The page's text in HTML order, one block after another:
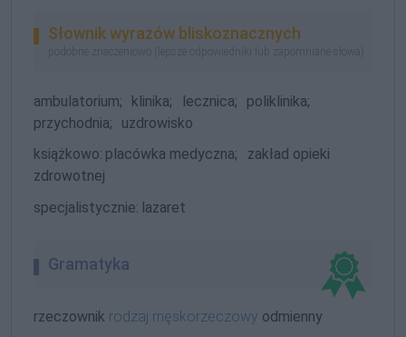
Słownik wyrazów bliskoznacznych
podobne znaczeniowo (lepsze odpowiedniki lub zapomniane słowa)
ambulatorium; klinika; lecznica;
poliklinika;
przychodnia;
uzdrowisko
książkowo: placówka medyczna;
zakład opieki
zdrowotnej
specjalistycznie: lazaret
Gramatyka
rzeczownik rodzaj męskorzeczowy odmienny